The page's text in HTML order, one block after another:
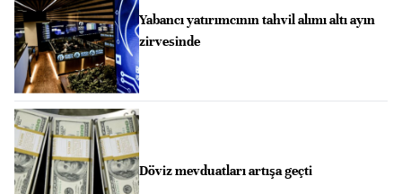
Yabancı yatırımcının tahvil alımı altı ayın
zirvesinde
Döviz mevduatları artışa geçti